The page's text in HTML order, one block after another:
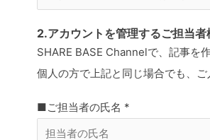
2.アカウントを管理するご担当者
SHARE BASE Channelで、記事を
個人の方で上記と同じ場合でも、
■ご担当者の氏名 *